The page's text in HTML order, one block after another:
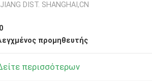
DIST. SHANGHAI,CN
προμηθευτής
περισσότερων